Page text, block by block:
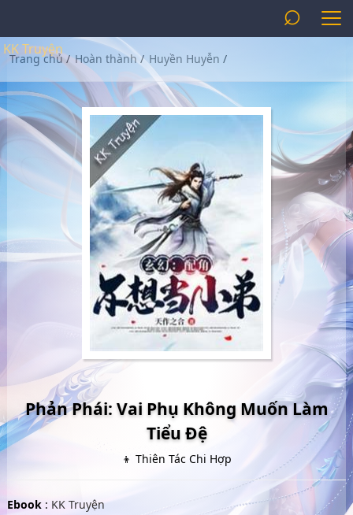
KK Truyện
⌕
Trang chủ/ Hoàn thành / Huyền Huyễn /
Phản Phái: Vai Phụ Không Muốn Làm
Tiểu Đệ
👦 Thiên Tác Chi Hợp
Ebook : KK Truyện